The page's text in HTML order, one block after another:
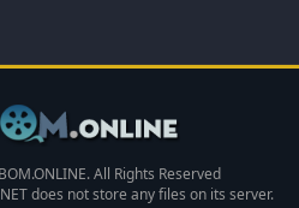
All Rights Reserved
does not store any files on its server.